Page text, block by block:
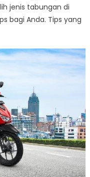
jenis tabungan di
bagi Anda. Tips yang